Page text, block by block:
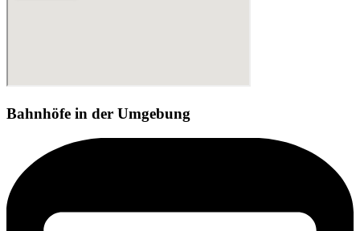
Bahnhöfe in der Umgebung